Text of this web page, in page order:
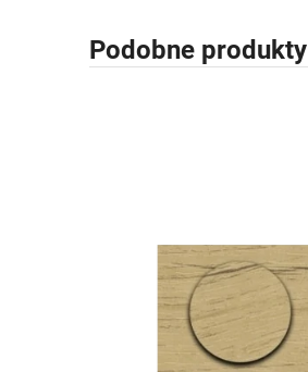
Podobne produkty